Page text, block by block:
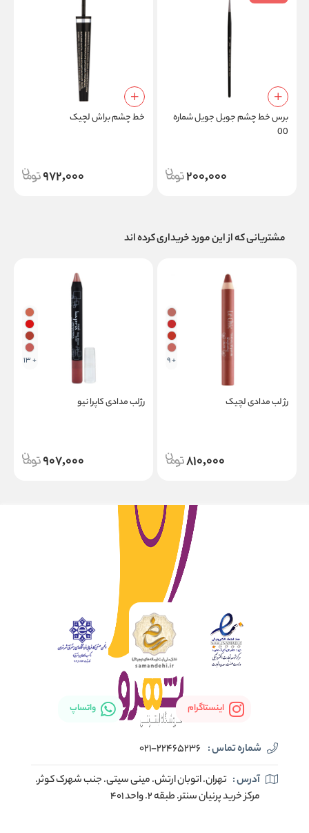
برس خط چشم جویل جویل شماره
00
200,000
خط چشم براش لچیک
972,000
مشتریانی که از این مورد خریداری کرده اند
+ 9
رژ لب مدادی لچیک
810,000
+ 13
رژلب مدادی کاپرا نیو
907,000
اینستاگرام واتساپ
شماره تماس : 021-22465236
آدرس : تهران. اتوبان ارتش. مینی سیتی. جنب شهرک کوثر.
مرکز خرید پرنیان سنتر. طبقه ۲. واحد ۴۰۱